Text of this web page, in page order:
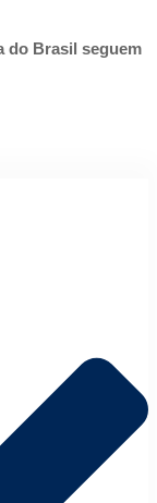
do Brasil seguem